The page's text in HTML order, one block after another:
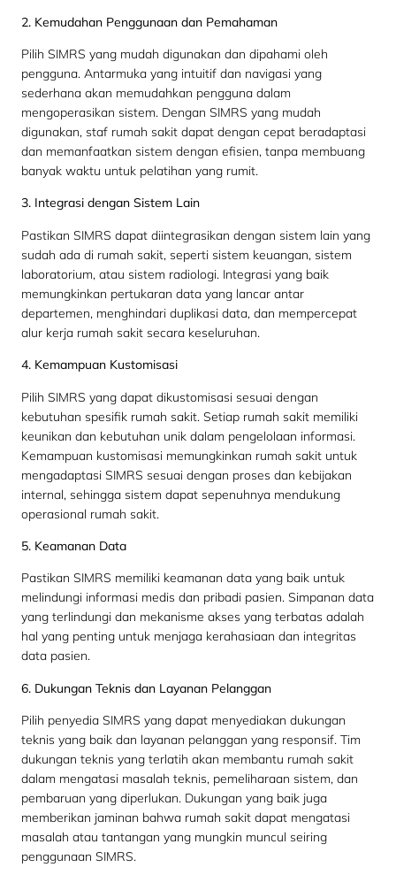
2. Kemudahan Penggunaan dan Pemahaman
Pilih SIMRS yang mudah digunakan dan dipahami oleh
pengguna. Antarmuka yang intuitif dan navigasi yang
sederhana akan memudahkan pengguna dalam
mengoperasikan sistem. Dengan SIMRS yang mudah
digunakan, staf rumah sakit dapat dengan cepat beradaptasi
dan memanfaatkan sistem dengan efisien, tanpa membuang
banyak waktu untuk pelatihan yang rumit.
3. Integrasi dengan Sistem Lain
Pastikan SIMRS dapat diintegrasikan dengan sistem lain yang
sudah ada di rumah sakit, seperti sistem keuangan, sistem
laboratorium, atau sistem radiologi. Integrasi yang baik
memungkinkan pertukaran data yang lancar antar
departemen, menghindari duplikasi data, dan mempercepat
alur kerja rumah sakit secara keseluruhan.
4. Kemampuan Kustomisasi
Pilih SIMRS yang dapat dikustomisasi sesuai dengan
kebutuhan spesifik rumah sakit. Setiap rumah sakit memiliki
keunikan dan kebutuhan unik dalam pengelolaan informasi.
Kemampuan kustomisasi memungkinkan rumah sakit untuk
mengadaptasi SIMRS sesuai dengan proses dan kebijakan
internal, sehingga sistem dapat sepenuhnya mendukung
operasional rumah sakit.
5. Keamanan Data
Pastikan SIMRS memiliki keamanan data yang baik untuk
melindungi informasi medis dan pribadi pasien. Simpanan data
yang terlindungi dan mekanisme akses yang terbatas adalah
hal yang penting untuk menjaga kerahasiaan dan integritas
data pasien.
6. Dukungan Teknis dan Layanan Pelanggan
Pilih penyedia SIMRS yang dapat menyediakan dukungan
teknis yang baik dan layanan pelanggan yang responsif. Tim
dukungan teknis yang terlatih akan membantu rumah sakit
dalam mengatasi masalah teknis, pemeliharaan sistem, dan
pembaruan yang diperlukan. Dukungan yang baik juga
memberikan jaminan bahwa rumah sakit dapat mengatasi
masalah atau tantangan yang mungkin muncul seiring
penggunaan SIMRS.